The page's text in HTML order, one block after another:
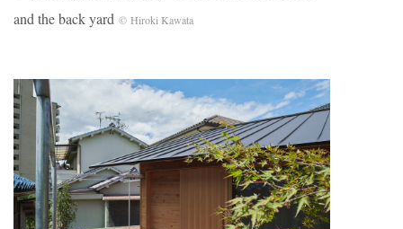
and the back yard © Hiroki Kawata